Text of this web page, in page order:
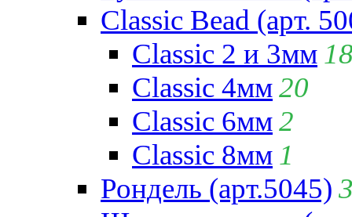
Classic Bead (арт.
Classic 2 и 3мм
Classic 4мм20
Classic 6мм2
Classic 8мм 1
Рондель (арт.5045)